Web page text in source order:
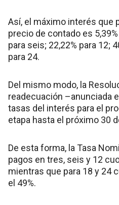
Así, el máximo interés que
precio de contado es
para seis; 22,22% para 12;
para 24.
Del mismo modo, la
readecuación –anunciada
tasas del interés para el
etapa hasta el próximo 30
De esta forma, la Tasa
pagos en tres, seis y 12
mientras que para 18 y 24
el 49%.